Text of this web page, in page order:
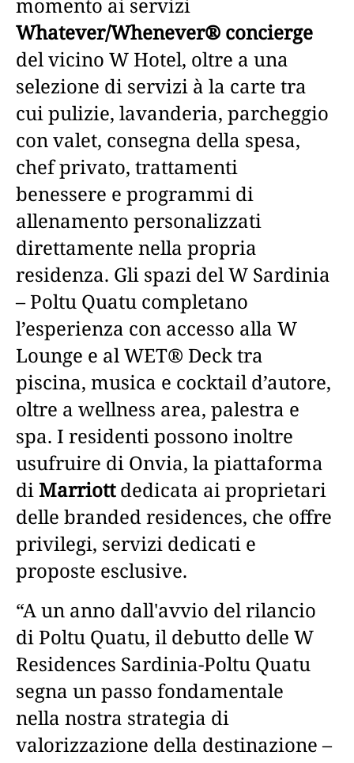
Whatever/Whenever® concierge
del vicino W Hotel, oltre a una
selezione di servizi à la carte tra
cui pulizie, lavanderia, parcheggio
con valet, consegna della spesa,
chef privato, trattamenti
benessere e programmi di
allenamento personalizzati
direttamente nella propria
residenza. Gli spazi del W Sardinia
– Poltu Quatu completano
l’esperienza con accesso alla W
Lounge e al WET® Deck tra
piscina, musica e cocktail d’autore,
oltre a wellness area, palestra e
spa. I residenti possono inoltre
usufruire di Onvia, la piattaforma
diMarriottdedicata ai proprietari
delle branded residences, che offre
privilegi, servizi dedicati e
proposte esclusive.
“A un anno dall'avvio del rilancio
di Poltu Quatu, il debutto delle W
Residences Sardinia-Poltu Quatu
segna un passo fondamentale
nella nostra strategia di
valorizzazione della destinazione –